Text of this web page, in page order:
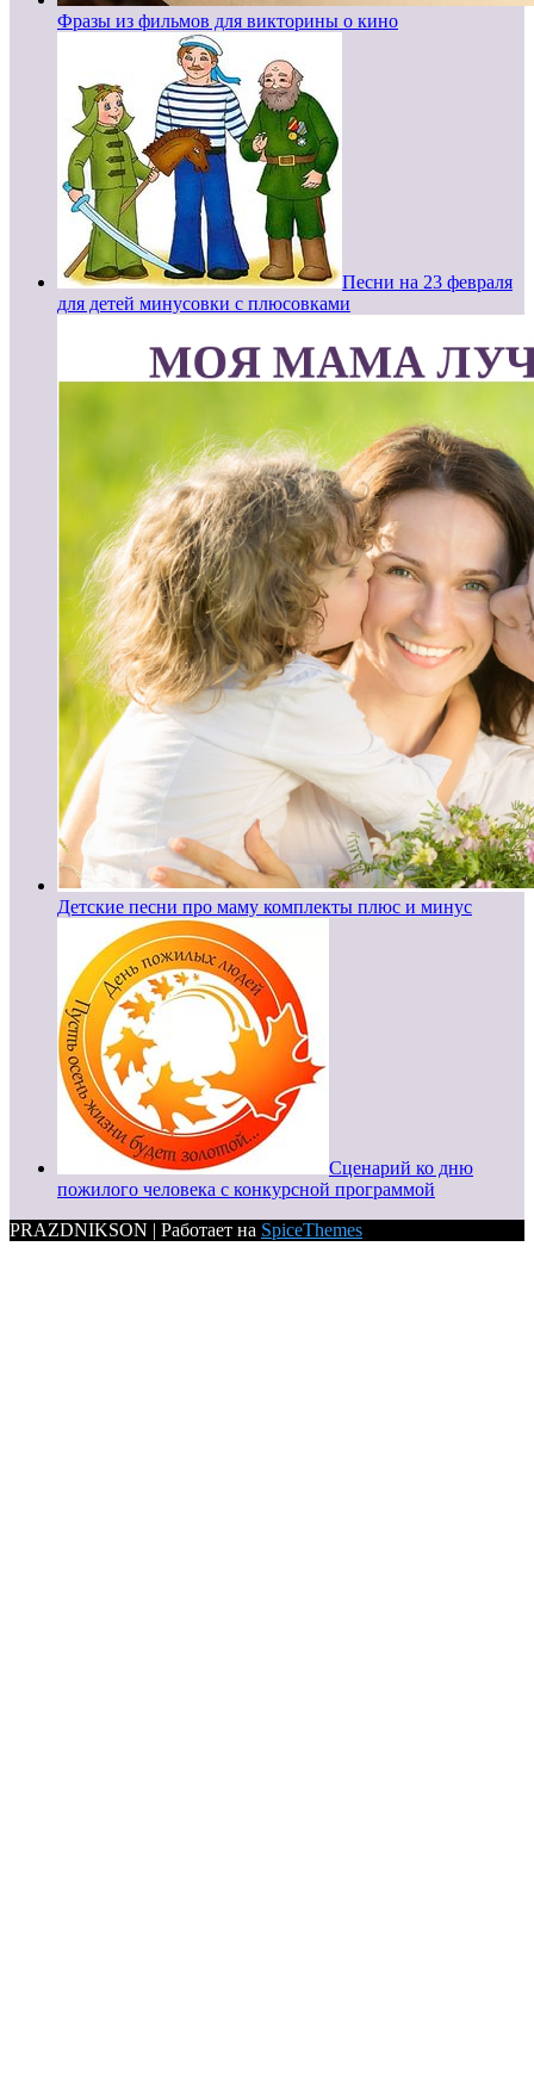
Фразы из фильмов для викторины о кино
Песни на 23 февраля
для детей минусовки с плюсовками
Детские песни про маму комплекты плюс и минус
Сценарий ко дню
пожилого человека с конкурсной программой
PRAZDNIKSON | Работает на SpiceThemes